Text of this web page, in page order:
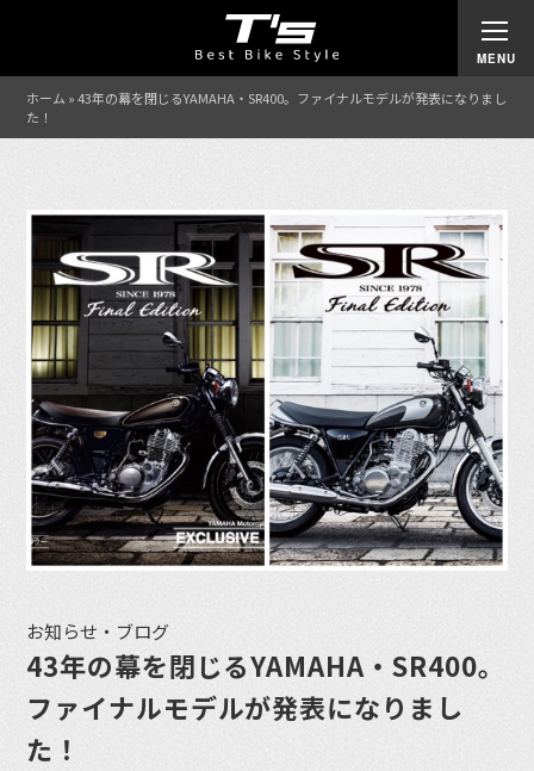
ホーム »43年の幕を閉じるYAMAHA・SR400。ファイナルモデルが発表になりまし
た！
お知らせ・ブログ
43年の幕を閉じるYAMAHA・SR400。
ファイナルモデルが発表になりまし
た！